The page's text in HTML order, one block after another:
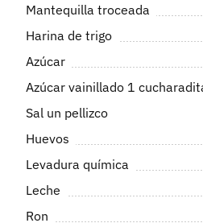
Mantequilla troceada
Harina de trigo
Azúcar
Azúcar vainillado 1
Sal un pellizco
Huevos
Levadura química
Leche
Ron